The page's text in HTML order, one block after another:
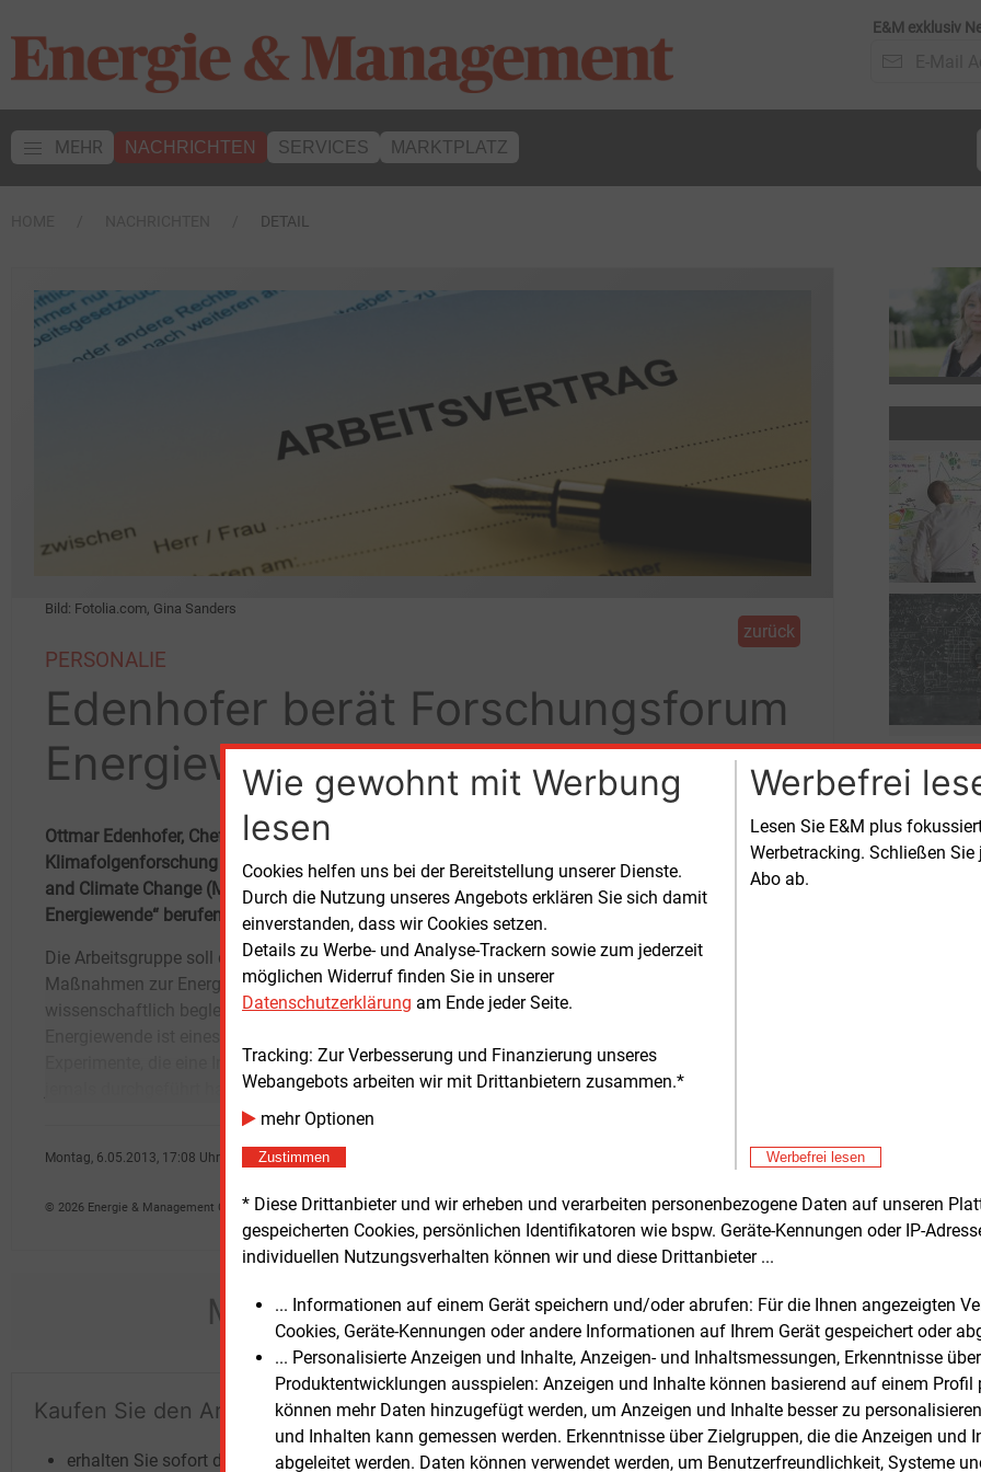
E&M exklusiv
MEHR NACHRICHTEN SERVICES MARKTPLATZ
DETAIL
Wie gewohnt mit Werbung
lesen
Cookies helfen uns bei der Bereitstellung unserer Dienste.
Durch die Nutzung unseres Angebots erklären Sie sich damit
einverstanden, dass wir Cookies setzen.
Details zu Werbe- und Analyse-Trackern sowie zum jederzeit
möglichen Widerruf finden Sie in unserer
Datenschutzerklärung am Ende jeder Seite.
Tracking: Zur Verbesserung und Finanzierung unseres
Webangebots arbeiten wir mit Drittanbietern zusammen.*
mehr Optionen
Zustimmen
Werbefrei
Lesen Sie E&M plus
Werbetracking. Schließen
Abo ab.
Werbefrei lesen
* Diese Drittanbieter und wir erheben und verarbeiten personenbezogene Daten auf unseren
gespeicherten Cookies, persönlichen Identifikatoren wie bspw. Geräte-Kennungen oder IP-
individuellen Nutzungsverhalten können wir und diese Drittanbieter ...
... Informationen auf einem Gerät speichern und/oder abrufen: Für die Ihnen angezeigten
Cookies, Geräte-Kennungen oder andere Informationen auf Ihrem Gerät gespeichert oder
... Personalisierte Anzeigen und Inhalte, Anzeigen- und Inhaltsmessungen, Erkenntnisse
Produktentwicklungen ausspielen: Anzeigen und Inhalte können basierend auf einem Profil
können mehr Daten hinzugefügt werden, um Anzeigen und Inhalte besser zu
und Inhalten kann gemessen werden. Erkenntnisse über Zielgruppen, die die Anzeigen und
abgeleitet werden. Daten können verwendet werden, um Benutzerfreundlichkeit, Systeme
Bild: Fotolia.com, Gina Sanders
zurück
PERSONALIE
Edenhofer berät Forschungsforum
Energiewende
Ottmar Edenhofer, Chefökonom und Forschungsbereichsleiter am Potsdam-Institut für
Klimafolgenforschung (PIK) und Direktor des Mercator Research Institute on Global Commons
and Climate Change (MCC), ist in die Arbeitsgruppe Ökonomie des „Forschungsforum
Energiewende“ berufen worden.
Die Arbeitsgruppe soll die politischen
Maßnahmen zur Energiewende
wissenschaftlich begleiten. „Die
Experimente, die eine Industriegesellschaft
jemals durchgeführt hat. Ein Experiment
dieser Größenordnung muss durch
wissenschaftliche Politikberatung unterstützt
werden“, sagte Edenhofer anlässlich seiner
gangbaren
Montag, 6.05.2013, 17:08 Uhr
© 2026 Energie & Management GmbH
E&M
IEA World
gewinnen
World
den
Möchten Sie diese und weitere Nachrichten
Kaufen Sie den Artikel
erhalten Sie sofort diesen redaktionellen
Testen SieE&M
kostenlos
und unverbindlich
Login